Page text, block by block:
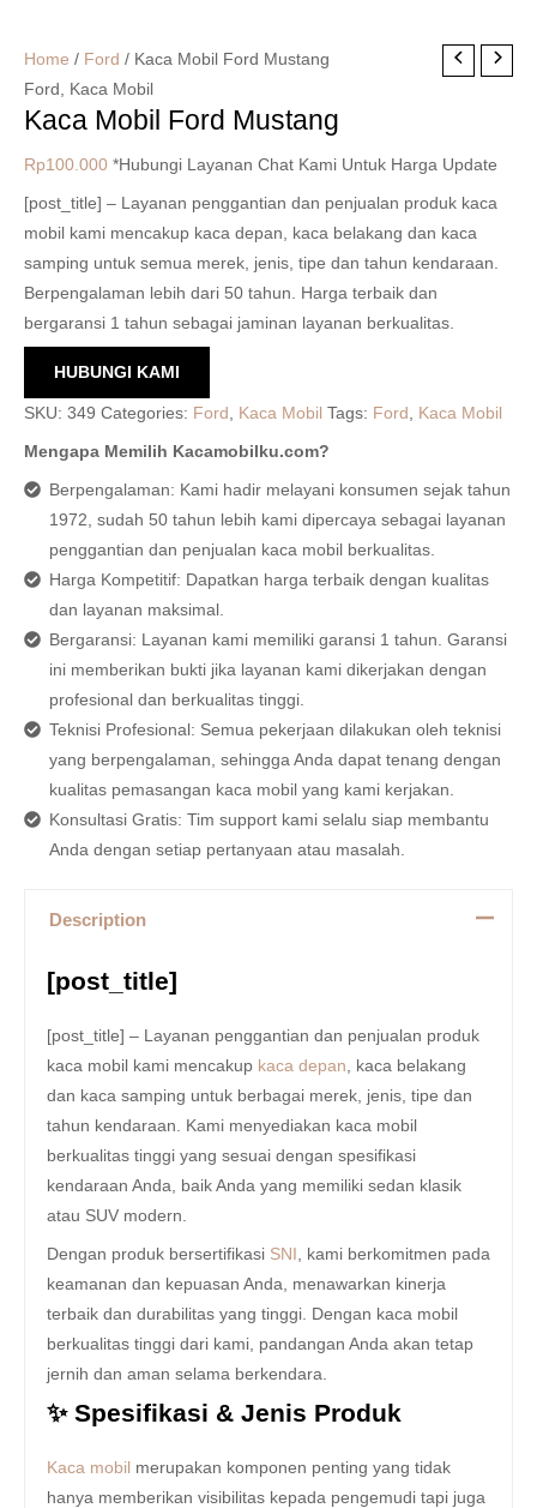
Home / Ford / Kaca Mobil Ford Mustang
Ford , Kaca Mobil
Kaca Mobil Ford Mustang
Rp100.000 *Hubungi Layanan Chat Kami Untuk Harga Update
[post_title] – Layanan penggantian dan penjualan produk kaca
mobil kami mencakup kaca depan, kaca belakang dan kaca
samping untuk semua merek, jenis, tipe dan tahun kendaraan.
Berpengalaman lebih dari 50 tahun. Harga terbaik dan
bergaransi 1 tahun sebagai jaminan layanan berkualitas.
HUBUNGI KAMI
SKU: 349 Categories: Ford , Kaca Mobil Tags: Ford , Kaca Mobil
Mengapa Memilih Kacamobilku.com?
Berpengalaman: Kami hadir melayani konsumen sejak tahun
1972, sudah 50 tahun lebih kami dipercaya sebagai layanan
penggantian dan penjualan kaca mobil berkualitas.
Harga Kompetitif: Dapatkan harga terbaik dengan kualitas
dan layanan maksimal.
Bergaransi: Layanan kami memiliki garansi 1 tahun. Garansi
ini memberikan bukti jika layanan kami dikerjakan dengan
profesional dan berkualitas tinggi.
Teknisi Profesional: Semua pekerjaan dilakukan oleh teknisi
yang berpengalaman, sehingga Anda dapat tenang dengan
kualitas pemasangan kaca mobil yang kami kerjakan.
Konsultasi Gratis: Tim support kami selalu siap membantu
Anda dengan setiap pertanyaan atau masalah.
Description
[post_title]
[post_title] – Layanan penggantian dan penjualan produk
kaca mobil kami mencakup kaca depan , kaca belakang
dan kaca samping untuk berbagai merek, jenis, tipe dan
tahun kendaraan. Kami menyediakan kaca mobil
berkualitas tinggi yang sesuai dengan spesifikasi
kendaraan Anda, baik Anda yang memiliki sedan klasik
atau SUV modern.
Dengan produk bersertifikasi SNI
, kami berkomitmen pada
keamanan dan kepuasan Anda, menawarkan kinerja
terbaik dan durabilitas yang tinggi. Dengan kaca mobil
berkualitas tinggi dari kami, pandangan Anda akan tetap
jernih dan aman selama berkendara.
✨ Spesifikasi & Jenis Produk
Kaca mobil merupakan komponen penting yang tidak
hanya memberikan visibilitas kepada pengemudi tapi juga